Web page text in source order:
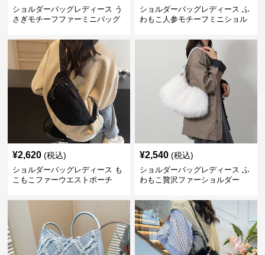
ショルダーバッグレディース う
さぎモチーフファーミニバッグ
ショルダーバッグレディース ふ
わもこ人参モチーフミニショル
¥2,620 (税込)
ショルダーバッグレディース も
こもこファーウエストポーチ
¥2,540 (税込)
ショルダーバッグレディース ふ
わもこ贅沢ファーショルダー